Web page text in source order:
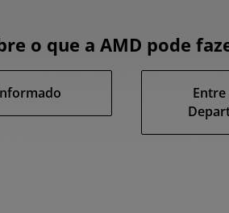
o que a AMD pode